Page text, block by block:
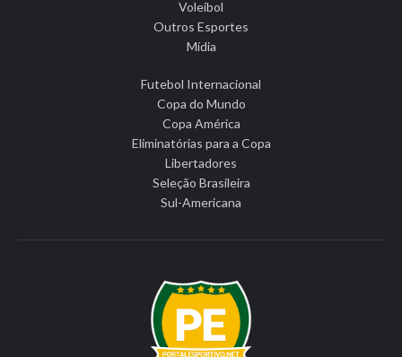
Voleibol
Outros Esportes
Mídia
Futebol Internacional
Copa do Mundo
Copa América
Eliminatórias para a Copa
Libertadores
Seleção Brasileira
Sul-Americana